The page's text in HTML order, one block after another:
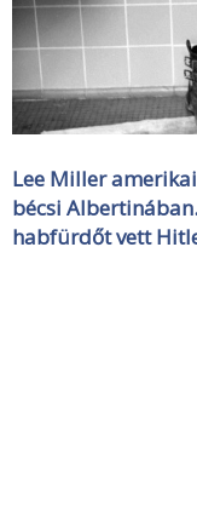
Lee Miller
bécsi
habfürdőt vett